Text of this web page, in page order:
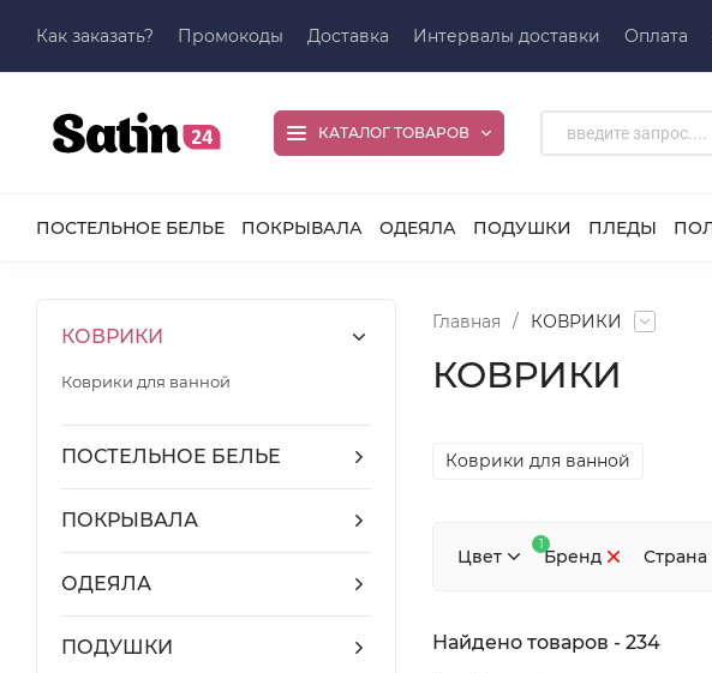
Как заказать? Промокоды Доставка Интервалы доставки Оплата
КАТАЛОГ ТОВАРОВ
ПОСТЕЛЬНОЕ БЕЛЬЕ ПОКРЫВАЛА ОДЕЯЛА ПОДУШКИ ПЛЕДЫ
КОВРИКИ
Коврики для ванной
ПОСТЕЛЬНОЕ БЕЛЬЕ
ПОКРЫВАЛА
ОДЕЯЛА
ПОДУШКИ
Главная / КОВРИКИ
КОВРИКИ
Коврики для ванной
Цвет Бренд
1
Найдено товаров - 234